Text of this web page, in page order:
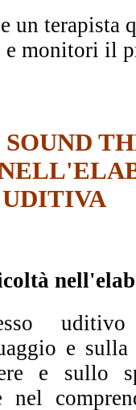
un terapista
monitori il
UDITIVA
e sulla
e sullo